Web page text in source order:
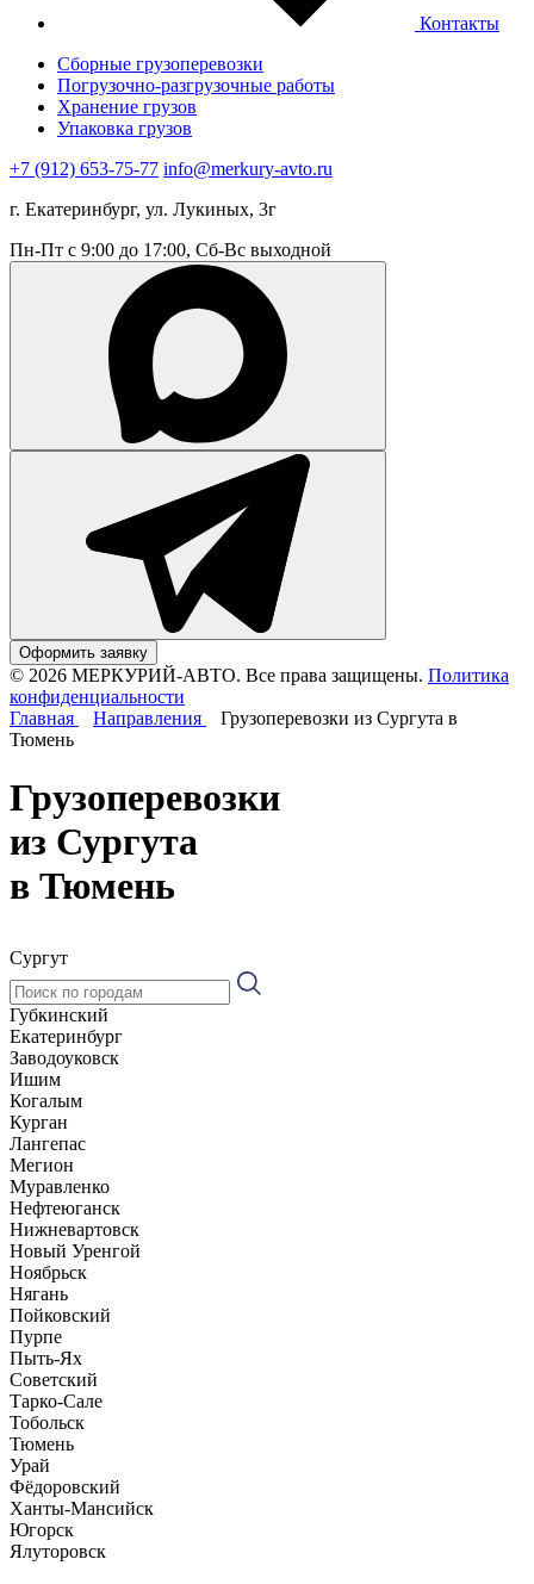
Контакты
Сборные грузоперевозки
Погрузочно-разгрузочные работы
Хранение грузов
Упаковка грузов
+7 (912) 653-75-77 info@merkury-avto.ru
г. Екатеринбург, ул. Лукиных, 3г
Пн-Пт с 9:00 до 17:00, Сб-Вс выходной
Оформить заявку
© 2026 МЕРКУРИЙ-АВТО. Все права защищены. Политика
конфиденциальности
Главная
Направления
Грузоперевозки из Сургута в
Тюмень
Грузоперевозки
из Сургута
в Тюмень
Сургут
Губкинский
Екатеринбург
Заводоуковск
Ишим
Когалым
Курган
Лангепас
Мегион
Муравленко
Нефтеюганск
Нижневартовск
Новый Уренгой
Ноябрьск
Нягань
Пойковский
Пурпе
Пыть-Ях
Советский
Тарко-Сале
Тобольск
Тюмень
Урай
Фёдоровский
Ханты-Мансийск
Югорск
Ялуторовск